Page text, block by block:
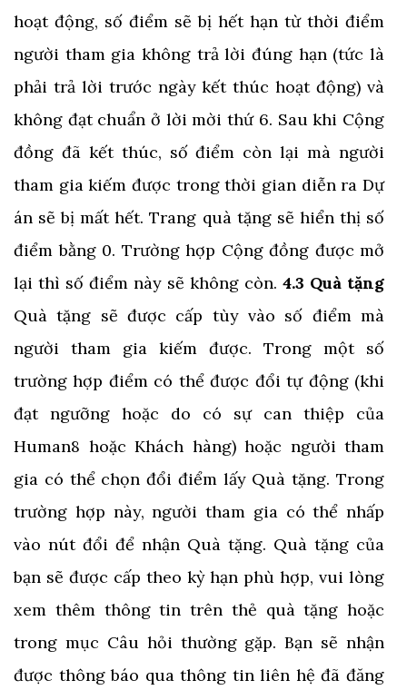
hoạt động, số điểm sẽ bị hết hạn từ thời điểm
người tham gia không trả lời đúng hạn (tức là
phải trả lời trước ngày kết thúc hoạt động) và
không đạt chuẩn ở lời mời thứ 6. Sau khi Cộng
đồng đã kết thúc, số điểm còn lại mà người
tham gia kiếm được trong thời gian diễn ra Dự
án sẽ bị mất hết. Trang quà tặng sẽ hiển thị số
điểm bằng 0. Trường hợp Cộng đồng được mở
lại thì số điểm này sẽ không còn. 4.3 Quà tặng
Quà tặng sẽ được cấp tùy vào số điểm mà
người tham gia kiếm được. Trong một số
trường hợp điểm có thể được đổi tự động (khi
đạt ngưỡng hoặc do có sự can thiệp của
Human8 hoặc Khách hàng) hoặc người tham
gia có thể chọn đổi điểm lấy Quà tặng. Trong
trường hợp này, người tham gia có thể nhấp
vào nút đổi để nhận Quà tặng. Quà tặng của
bạn sẽ được cấp theo kỳ hạn phù hợp, vui lòng
xem thêm thông tin trên thẻ quà tặng hoặc
trong mục Câu hỏi thường gặp. Bạn sẽ nhận
được thông báo qua thông tin liên hệ đã đăng